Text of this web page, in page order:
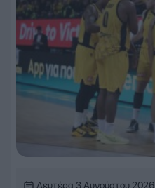
Δευτέρα 3 Αυγούστου 2026